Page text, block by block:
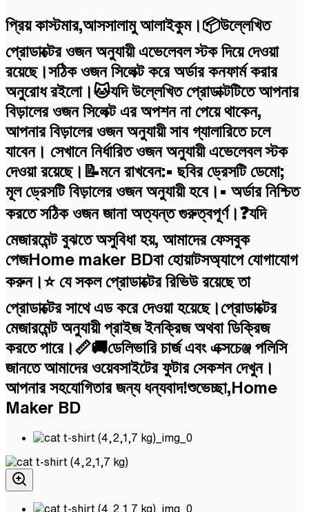
প্রিয় কাস্টমার,আসসালামু আলাইকুম।📦উল্লেখিত
প্রোডাক্টের ওজন অনুযায়ী এভেলেবল স্টক দিয়ে দেওয়া
রয়েছে।সঠিক ওজন সিলেক্ট করে অর্ডার কনফার্ম করার
অনুরোধ রইলো।🐱যদি উল্লেখিত প্রোডাক্টটিতে আপনার
বিড়ালের ওজন সিলেক্ট এর অপশন না পেয়ে থাকেন,
আপনার বিড়ালের ওজন অনুযায়ী সাব গ্যালারিতে চলে
যাবেন। সেখানে নির্ধারিত ওজন অনুযায়ী এভেলেবল স্টক
দেওয়া রয়েছে।📝মনে রাখবেন:• ছবির ড্রেসটি ডেমো;
মূল ড্রেসটি বিড়ালের ওজন অনুযায়ী হবে।• অর্ডার নিশ্চিত
করতে সঠিক ওজন জানা অত্যন্ত গুরুত্বপূর্ণ।❓যদি
মেজারমেন্ট বুঝতে অসুবিধা হয়, আমাদের ফেসবুক
পেজHome maker BDবা হোয়াটসঅ্যাপে যোগাযোগ
করুন।⭐ যে সকল প্রোডাক্টের রিভিউ রয়েছে তা
প্রোডাক্টের সাথে এড করে দেওয়া হয়েছে।প্রোডাক্টের
মেজারমেন্ট অনুযায়ী প্রাইজ ইনক্রিজ অথবা ডিক্রিজ
করতে পারে।📏🚚ডেলিভারি চার্জ এবং এক্সচেঞ্জ পলিসি
জানতে আমাদের ওয়েবসাইটের ফুটার সেকশন দেখুন।
আপনার সহযোগিতার জন্য ধন্যবাদ!শুভেচ্ছা,Home
Maker BD